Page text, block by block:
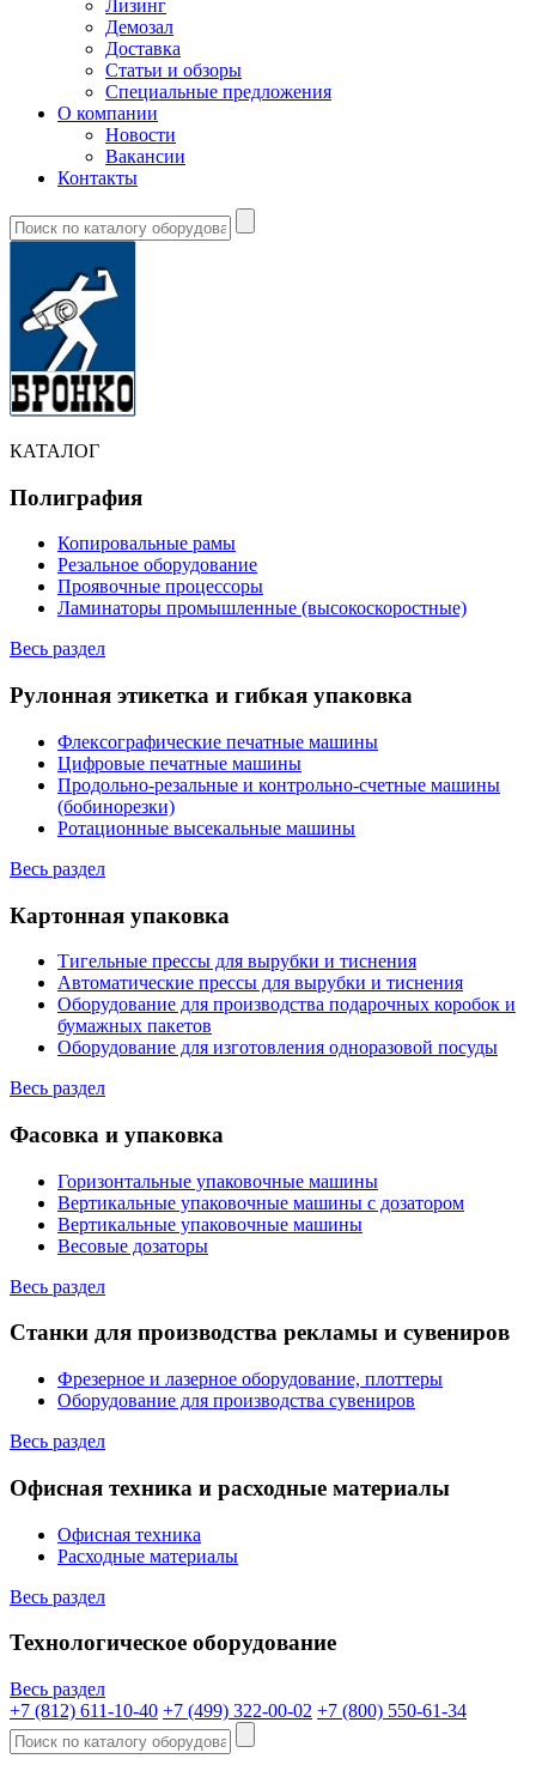
Лизинг
Демозал
Доставка
Статьи и обзоры
Специальные предложения
О компании
Новости
Вакансии
Контакты
КАТАЛОГ
Полиграфия
Копировальные рамы
Резальное оборудование
Проявочные процессоры
Ламинаторы промышленные (высокоскоростные)
Весь раздел
Рулонная этикетка и гибкая упаковка
Флексографические печатные машины
Цифровые печатные машины
Продольно-резальные и контрольно-счетные машины
(бобинорезки)
Ротационные высекальные машины
Весь раздел
Картонная упаковка
Тигельные прессы для вырубки и тиснения
Автоматические прессы для вырубки и тиснения
Оборудование для производства подарочных коробок и
бумажных пакетов
Оборудование для изготовления одноразовой посуды
Весь раздел
Фасовка и упаковка
Горизонтальные упаковочные машины
Вертикальные упаковочные машины с дозатором
Вертикальные упаковочные машины
Весовые дозаторы
Весь раздел
Станки для производства рекламы и сувениров
Фрезерное и лазерное оборудование, плоттеры
Оборудование для производства сувениров
Весь раздел
Офисная техника и расходные материалы
Офисная техника
Расходные материалы
Весь раздел
Технологическое оборудование
Весь раздел
+7 (812) 611-10-40 +7 (499) 322-00-02 +7 (800) 550-61-34